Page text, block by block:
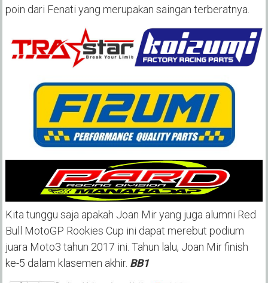
poin dari Fenati yang merupakan saingan terberatnya.
Kita tunggu saja apakah Joan Mir yang juga alumni Red
Bull MotoGP Rookies Cup ini dapat merebut podium
juara Moto3 tahun 2017 ini. Tahun lalu, Joan Mir finish
ke-5 dalam klasemen akhir. BB1